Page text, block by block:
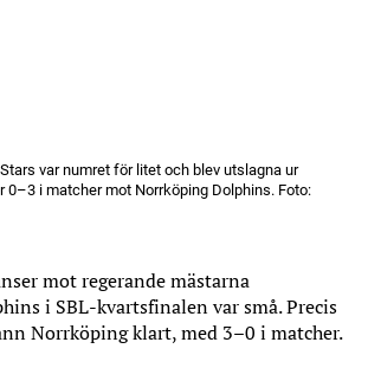
var numret för litet och blev utslagna ur
0–3 i matcher mot Norrköping Dolphins. Foto:
mot regerande mästarna
i SBL-kvartsfinalen var små. Precis
Norrköping klart, med 3–0 i matcher.